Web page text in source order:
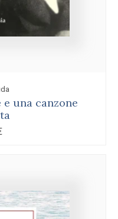
e una canzone